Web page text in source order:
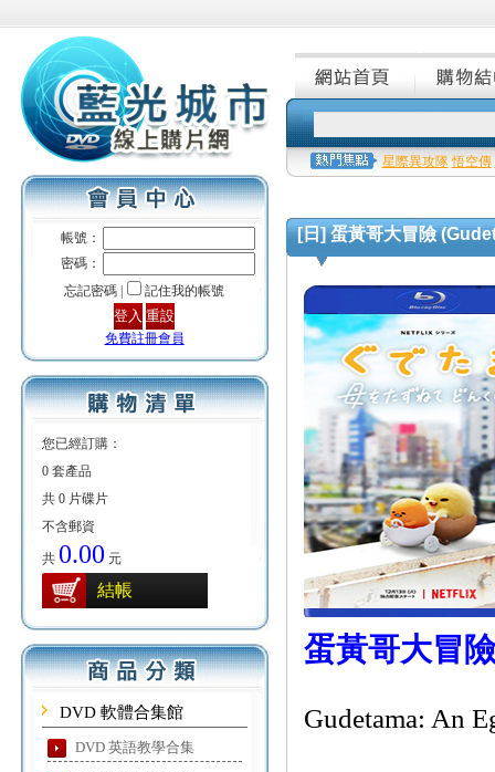
帳號：
密碼：
忘記密碼 |
記住我的帳號
免費註冊會員
您已經訂購：
0 套產品
共 0 片碟片
不含郵資
共 0.00 元
結帳
DVD 軟體合集館
DVD 英語教學合集
星際異攻隊 悟空傳
[日] 蛋黃哥大冒險
蛋黃哥大冒險
Gudetama: An